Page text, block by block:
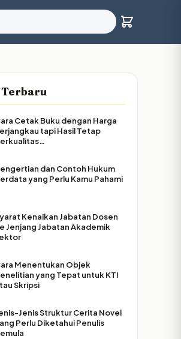
Cetak Buku dengan Harga
tapi Hasil Tetap
dan Contoh Hukum
yang Perlu Kamu Pahami
Kenaikan Jabatan Dosen
Jenjang Jabatan Akademik
Menentukan Objek
yang Tepat untuk KTI
Skripsi
Jenis Struktur Cerita Novel
Perlu Diketahui Penulis